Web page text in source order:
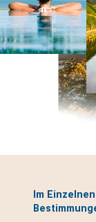
Im